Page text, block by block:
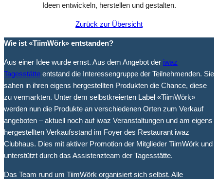
Ideen entwickeln, herstellen und gestalten.
Zurück zur Übersicht
Wie ist «TiimWörk» entstanden?
Aus einer Idee wurde ernst. Aus dem Angebot der iwaz
Tagesstätte entstand die Interessengruppe der Teilnehmenden. Sie
sahen in ihren eigens hergestellten Produkten die Chance, diese
zu vermarkten. Unter dem selbstkreierten Label «TiimWörk»
werden nun die Produkte an verschiedenen Orten zum Verkauf
angeboten – aktuell noch auf iwaz Veranstaltungen und am eigens
hergestellten Verkaufsstand im Foyer des Restaurant iwaz
Clubhaus. Dies mit aktiver Promotion der Mitglieder TiimWörk und
unterstützt durch das Assistenzteam der Tagesstätte.
Das Team rund um TiimWörk organisiert sich selbst. Alle